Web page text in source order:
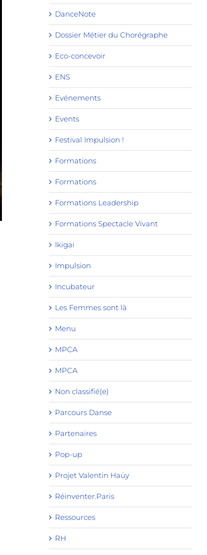
DanceNote
Dossier Métier du Chorégraphe
Eco-concevoir
ENS
Evénements
Events
Festival Impulsion !
Formations
Formations
Formations Leadership
Formations Spectacle Vivant
Ikigai
Impulsion
Incubateur
Les Femmes sont là
Menu
MPCA
MPCA
Non classifié(e)
Parcours Danse
Partenaires
Pop-up
Projet Valentin Haüy
Réinventer.Paris
Ressources
RH